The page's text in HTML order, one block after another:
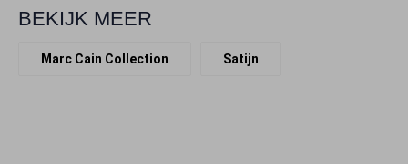
BEKIJK MEER
Marc Cain Collection Satijn